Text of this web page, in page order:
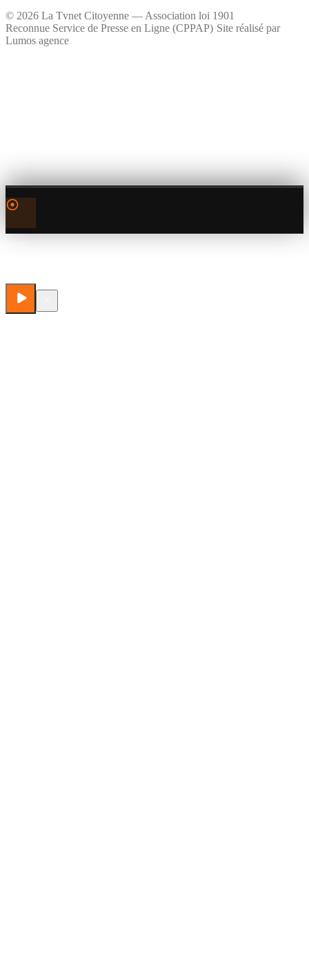
© 2026 La Tvnet Citoyenne — Association loi 1901
Reconnue Service de Presse en Ligne (CPPAP)·Site réalisé par
Lumos agence